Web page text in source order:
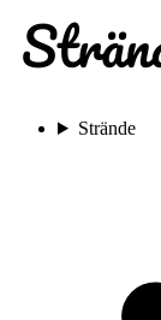
Strände